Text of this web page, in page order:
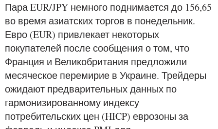
Пара EUR/JPY немного поднимается до 156,65
во время азиатских торгов в понедельник.
Евро (EUR) привлекает некоторых
покупателей после сообщения о том, что
Франция и Великобритания предложили
месяческое перемирие в Украине. Трейдеры
ожидают предварительных данных по
гармонизированному индексу
потребительских цен (HICP) еврозоны за